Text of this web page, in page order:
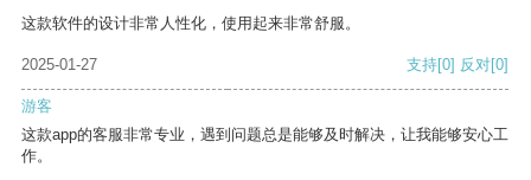
这款软件的设计非常人性化，使用起来非常舒服。
2025-01-27 支持[0] 反对[0]
游客
这款app的客服非常专业，遇到问题总是能够及时解决，让我能够安心工
作。